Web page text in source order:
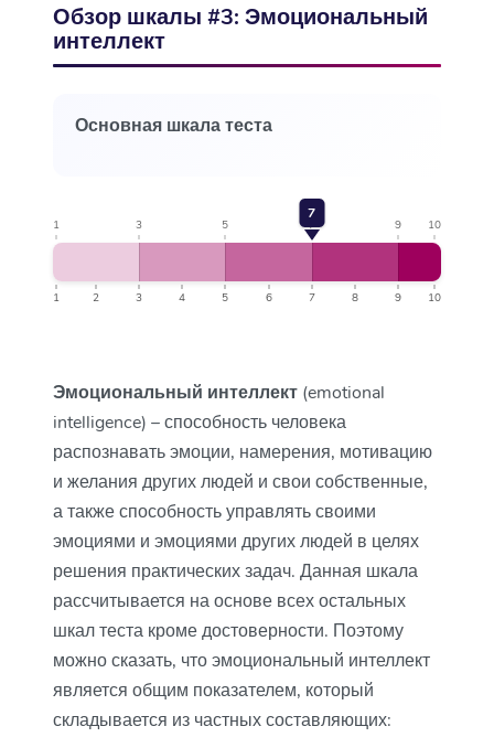
Обзор шкалы #3: Эмоциональный
интеллект
Основная шкала теста
1 3 5 7 9 10
1 2 3 4 5 6 7 8 9 10
7
Эмоциональный интеллект (emotional
intelligence) – способность человека
распознавать эмоции, намерения, мотивацию
и желания других людей и свои собственные,
а также способность управлять своими
эмоциями и эмоциями других людей в целях
решения практических задач. Данная шкала
рассчитывается на основе всех остальных
шкал теста кроме достоверности. Поэтому
можно сказать, что эмоциональный интеллект
является общим показателем, который
складывается из частных составляющих: